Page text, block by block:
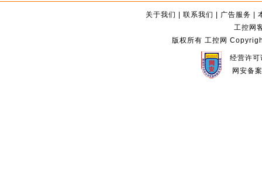
关于我们 |联系我们 | 广告服务 |
工控网
版权所有 工控网
经营许
网安备